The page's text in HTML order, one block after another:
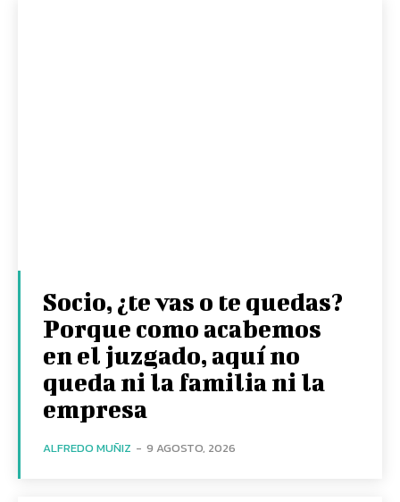
Socio, ¿te vas o te quedas?
Porque como acabemos
en el juzgado, aquí no
queda ni la familia ni la
empresa
ALFREDO MUÑIZ - 9 AGOSTO, 2026